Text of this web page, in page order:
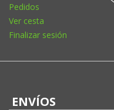
Pedidos
Ver cesta
Finalizar sesión
ENVÍOS